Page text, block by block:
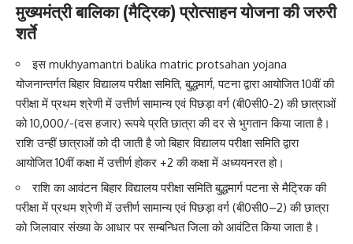
मुख्यमंत्री बालिका (मैट्रिक) प्रोत्साहन योजना की जरुरी
शर्ते
इस mukhyamantri balika matric protsahan yojana
योजनान्तर्गत बिहार विद्यालय परीक्षा समिति, बुद्धमार्ग, पटना द्वारा आयोजित 10वीं की
परीक्षा में प्रथम श्रेणी में उत्तीर्ण सामान्य एवं पिछड़ा वर्ग (बी0सी0-2) की छात्राओं
को 10,000/-(दस हजार) रूपये प्रति छात्रा की दर से भुगतान किया जाता है।
राशि उन्हीं छात्राओं को दी जाती है जो बिहार विद्यालय परीक्षा समिति द्वारा
आयोजित 10वीं कक्षा में उत्तीर्ण होकर +2 की कक्षा में अध्ययनरत हो।
राशि का आवंटन बिहार विद्यालय परीक्षा समिति बुद्धमार्ग पटना से मैट्रिक की
परीक्षा में प्रथम श्रेणी में उत्तीर्ण सामान्य एवं पिछड़ा वर्ग (बी0सी0–2) की छात्रा
को जिलावार संख्या के आधार पर सम्बन्धित जिला को आवंटित किया जाता है।